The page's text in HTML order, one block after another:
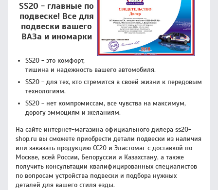
SS20 - главные по
подвеске! Все для
подвески вашего
ВАЗа и иномарки
SS20 - это комфорт,
тишина и надежность вашего автомобиля.
SS20 - для тех, кто стремится в своей жизни к передовым
технологиям.
SS20 - нет компромиссам, все чувства на максимум,
дорогу эммоциям и желаниям.
На сайте интернет-магазина официального дилера ss20-
shop.ru вы сможете приобрести детали подвески из наличия
или заказать продукцию CC20 и Эластомаг с доставкой по
Москве, всей России, Белоруссии и Казахстану, а также
получить консультации квалифицированных специалистов
по вопросам устройства подвески и подбора нужных
деталей для вашего стиля езды.